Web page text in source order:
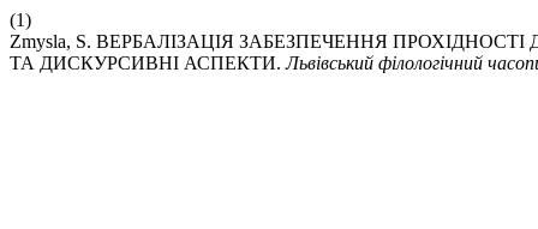
(1)
Zmysla, S. ВЕРБАЛІЗАЦІЯ ЗАБЕЗПЕЧЕННЯ
ТА ДИСКУРСИВНІ АСПЕКТИ.Львівський філологічний